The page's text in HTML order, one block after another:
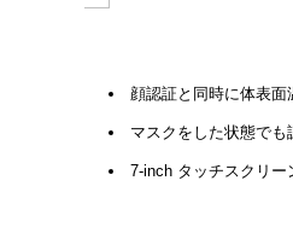
顔認証と同時に体表面
マスクをした状態でも
7-inch タッチスクリー